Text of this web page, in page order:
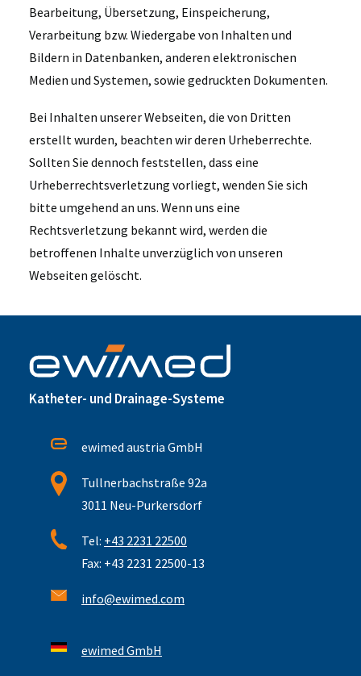
Bearbeitung, Übersetzung, Einspeicherung,
Verarbeitung bzw. Wiedergabe von Inhalten und
Bildern in Datenbanken, anderen elektronischen
Medien und Systemen, sowie gedruckten Dokumenten.
Bei Inhalten unserer Webseiten, die von Dritten
erstellt wurden, beachten wir deren Urheberrechte.
Sollten Sie dennoch feststellen, dass eine
Urheberrechtsverletzung vorliegt, wenden Sie sich
bitte umgehend an uns. Wenn uns eine
Rechtsverletzung bekannt wird, werden die
betroffenen Inhalte unverzüglich von unseren
Webseiten gelöscht.
Katheter- und Drainage-Systeme
ewimed austria GmbH
Tullnerbachstraße 92a
3011 Neu-Purkersdorf
Tel: +43 2231 22500
Fax: +43 2231 22500-13
info@ewimed.com
ewimed GmbH